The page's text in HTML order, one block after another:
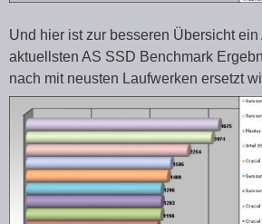
Und hier ist zur besseren Übersicht ein
aktuellsten AS SSD Benchmark
nach mit neusten Laufwerken ersetzt